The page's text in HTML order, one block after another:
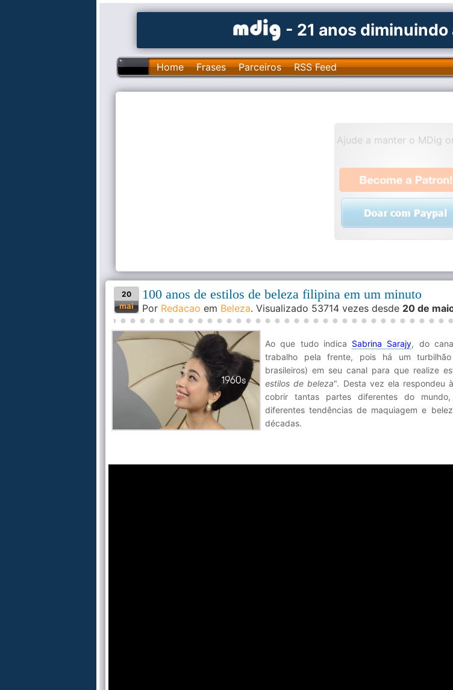
- 21 anos
Home Frases Parceiros RSS Feed
Ajude a manter o MDig
20
mai
100 anos de estilos de beleza filipina em um minuto
Por Redacao em Beleza. Visualizado 53714 vezes desde 20 de
Ao que tudo indica Sabrina Sarajy, do
trabalho pela frente, pois há um
brasileiros) em seu canal para que realize
estilos de beleza". Desta vez ela respondeu
cobrir tantas partes diferentes do
diferentes tendências de maquiagem e
décadas.